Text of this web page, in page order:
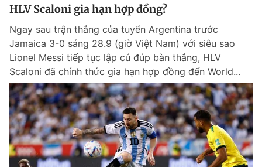
HLV Scaloni gia hạn hợp đồng?
Ngay sau trận thắng của tuyển Argentina trước
Jamaica 3-0 sáng 28.9 (giờ Việt Nam) với siêu sao
Lionel Messi tiếp tục lập cú đúp bàn thắng, HLV
Scaloni đã chính thức gia hạn hợp đồng đến World...